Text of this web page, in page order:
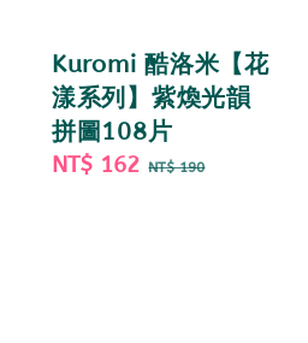
Kuromi 酷洛米【花
漾系列】紫煥光韻
拼圖108片
Sale
NT$ 162 Regular
NT$ 190